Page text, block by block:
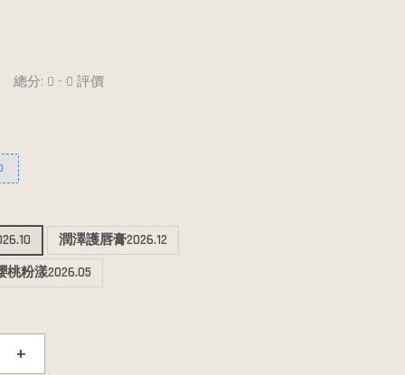
總分: 0 - 0 評價
潤澤護唇膏2026.12
桃粉漾2026.05
+